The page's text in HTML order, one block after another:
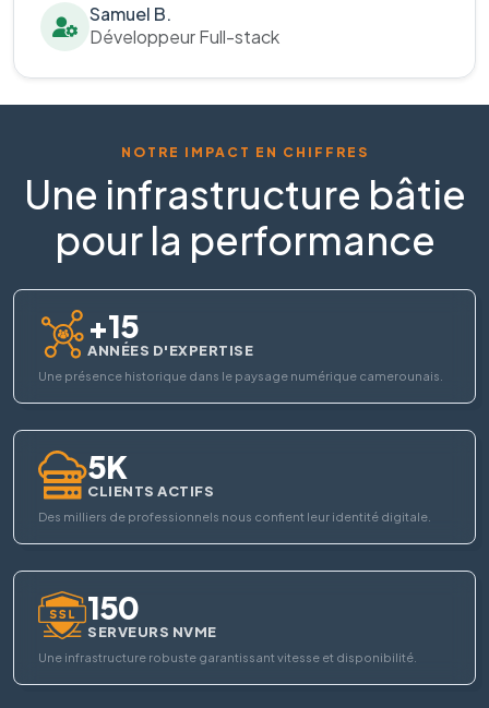
Samuel B.
Développeur Full-stack
NOTRE IMPACT EN CHIFFRES
Une infrastructure bâtie
pour la performance
+15
ANNÉES D'EXPERTISE
Une présence historique dans le paysage numérique camerounais.
5K
CLIENTS ACTIFS
Des milliers de professionnels nous confient leur identité digitale.
150
SERVEURS NVME
Une infrastructure robuste garantissant vitesse et disponibilité.